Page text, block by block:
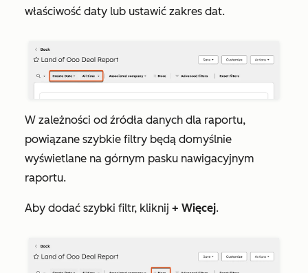
właściwość daty lub ustawić zakres dat.
W zależności od źródła danych dla raportu,
powiązane szybkie filtry będą domyślnie
wyświetlane na górnym pasku nawigacyjnym
raportu.
Aby dodać szybki filtr, kliknij + Więcej.